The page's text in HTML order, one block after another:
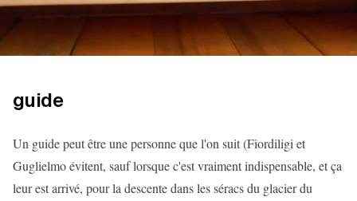
guide
Un guide peut être une personne que l'on suit (Fiordiligi et
Guglielmo évitent, sauf lorsque c'est vraiment indispensable, et ça
leur est arrivé, pour la descente dans les séracs du glacier du